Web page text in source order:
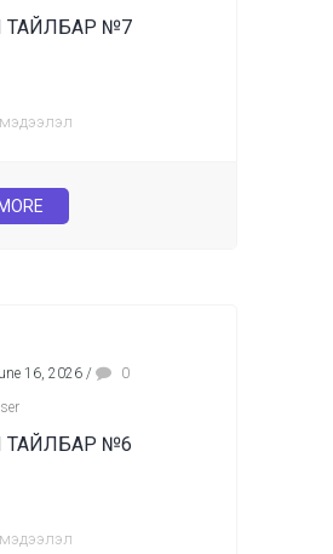
ТАЙЛБАР №7
16, 2026 /
0
ТАЙЛБАР №6